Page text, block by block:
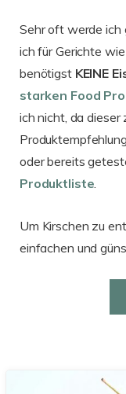
Sehr oft werde ich
ich für Gerichte
benötigst KEINE
starken Food
ich nicht, da dieser
oder bereits
Produktliste.
Um Kirschen zu
einfachen und